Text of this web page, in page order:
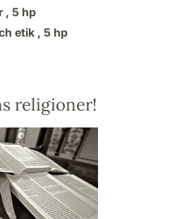
, 5 hp
etik , 5 hp
religioner!